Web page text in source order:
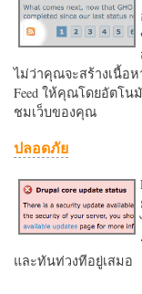
ไม่ว่าคุณจะสร้างเนื้อห
Feed ให้คุณโดยอัตโน
ชมเว็บของคุณ
ปลอดภัย
และทันท่วงทีอยู่เสมอ